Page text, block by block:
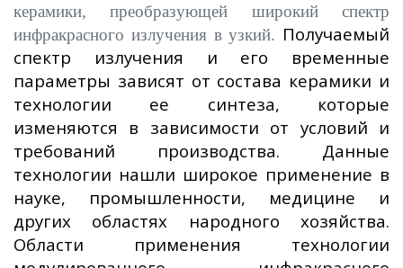
керамики, преобразующей широкий спектр
инфракрасного излучения в узкий. Получаемый
спектр излучения и его временные
параметры зависят от состава керамики и
технологии ее синтеза, которые
изменяются в зависимости от условий и
требований производства. Данные
технологии нашли широкое применение в
науке, промышленности, медицине и
других областях народного хозяйства.
Области применения технологии